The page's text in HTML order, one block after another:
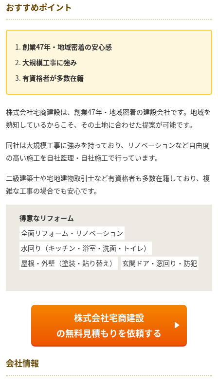
おすすめポイント
創業47年・地域密着の安心感
大規模工事に強み
有資格者が多数在籍
株式会社宅商建設は、創業47年・地域密着の建設会社です。地域を
熟知しているからこそ、その土地に合わせた提案が可能です。
同社は大規模工事に強みを持っており、リノベーションなど自由度
の高い施工を自社監理・自社施工で行っています。
二級建築士や宅地建物取引士など有資格者も多数在籍しており、複
雑な工事の場合でも安心です。
得意なリフォーム
全面リフォーム・リノベーション
水回り（キッチン・浴室・洗面・トイレ）
屋根・外壁（塗装・貼り替え）
玄関ドア・窓回り・防犯
株式会社宅商建設
の無料見積もりを依頼する
会社情報